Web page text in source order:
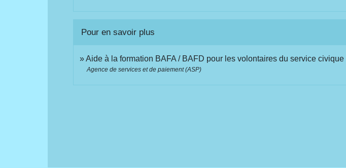
Pour en savoir plus
Aide à la formation BAFA / BAFD pour les volontaires du service civique
Agence de services et de paiement (ASP)